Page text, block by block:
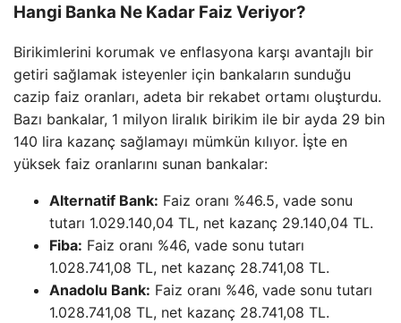
Hangi Banka Ne Kadar Faiz Veriyor?
Birikimlerini korumak ve enflasyona karşı avantajlı bir
getiri sağlamak isteyenler için bankaların sunduğu
cazip faiz oranları, adeta bir rekabet ortamı oluşturdu.
Bazı bankalar, 1 milyon liralık birikim ile bir ayda 29 bin
140 lira kazanç sağlamayı mümkün kılıyor. İşte en
yüksek faiz oranlarını sunan bankalar:
Alternatif Bank: Faiz oranı %46.5, vade sonu
tutarı 1.029.140,04 TL, net kazanç 29.140,04 TL.
Fiba: Faiz oranı %46, vade sonu tutarı
1.028.741,08 TL, net kazanç 28.741,08 TL.
Anadolu Bank: Faiz oranı %46, vade sonu tutarı
1.028.741,08 TL, net kazanç 28.741,08 TL.